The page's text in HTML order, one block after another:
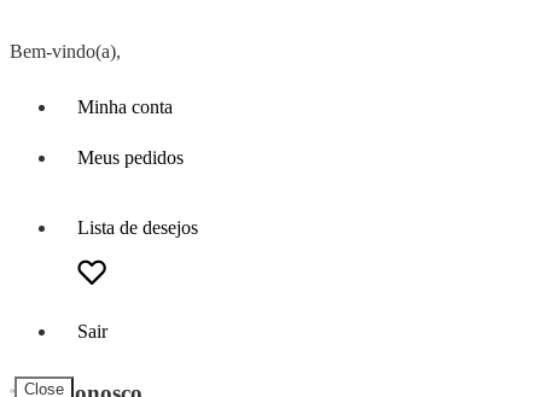
Bem-vindo(a),
Minha conta
Meus pedidos
Lista de desejos
Sair
Close